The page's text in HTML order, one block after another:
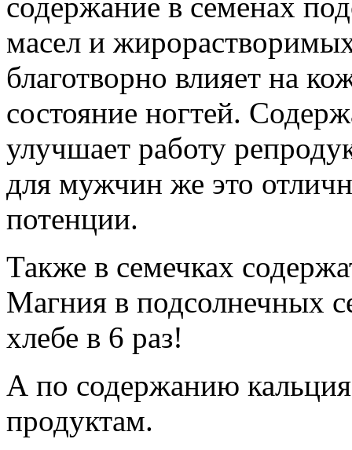
масел и
благотворно влияет на
состояние ногтей.
улучшает работу
для мужчин же это
потенции.
Также в семечках
Магния в подсолнечных
хлебе в 6 раз!
А по содержанию
продуктам.